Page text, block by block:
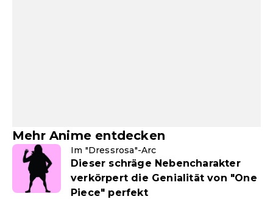
Mehr Anime entdecken
Im "Dressrosa"-Arc
Dieser schräge Nebencharakter
verkörpert die Genialität von "One
Piece" perfekt